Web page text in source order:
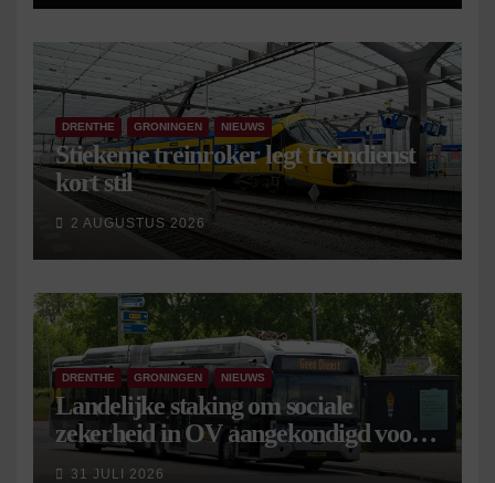
DRENTHE GRONINGEN NIEUWS
Stiekeme treinroker legt treindienst
kort stil
2 AUGUSTUS 2026
DRENTHE GRONINGEN NIEUWS
Landelijke staking om sociale
zekerheid in OV aangekondigd voor 9
september
31 JULI 2026